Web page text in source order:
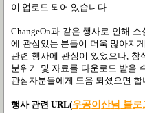
이 업로드 되어 있습니다.
ChangeOn과 같은 행사로 인해 소
에 관심있는 분들이 더욱 많아지
관련 행사에 관심이 있었으나, 참
분위기 및 자료를 다운로드 받을
관심자분들에게 도움 되셨으면 합
행사 관련 URL(우공이산님 블로